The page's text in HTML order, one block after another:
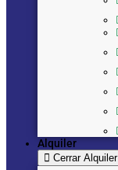
Alquiler
Cerrar Alquiler